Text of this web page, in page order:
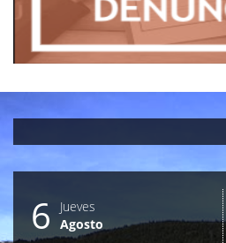
6
Jueves
Agosto